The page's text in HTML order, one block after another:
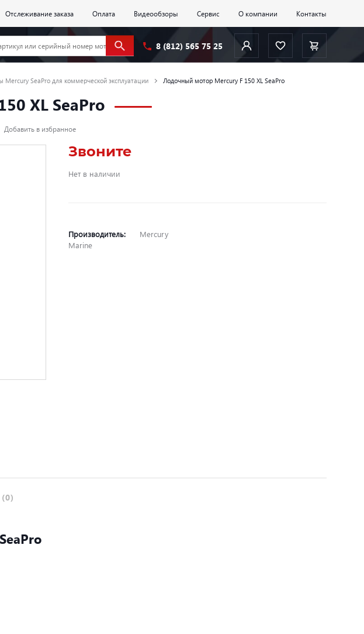
Отслеживание заказа Оплата Видеообзоры Сервис О компании Контакты
8 (812) 565 75 25
Mercury SeaPro для коммерческой эксплуатации Лодочный мотор Mercury F 150 XL SeaPro
XL SeaPro
Добавить в избранное
Звоните
Нет в наличии
Производитель:
Mercury
Marine